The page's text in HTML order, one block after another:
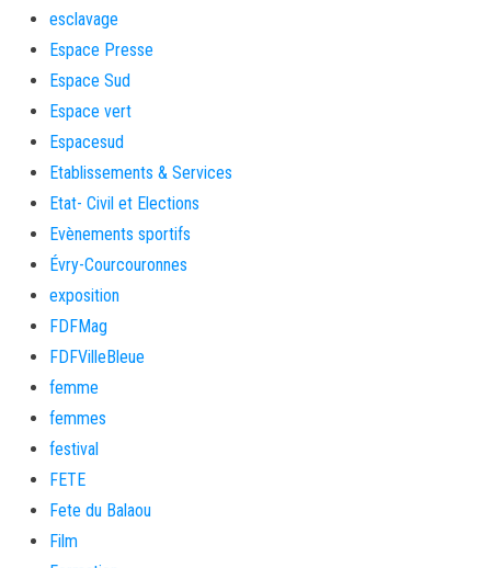
esclavage
Espace Presse
Espace Sud
Espace vert
Espacesud
Etablissements & Services
Etat- Civil et Elections
Evènements sportifs
Évry-Courcouronnes
exposition
FDFMag
FDFVilleBleue
femme
femmes
festival
FETE
Fete du Balaou
Film